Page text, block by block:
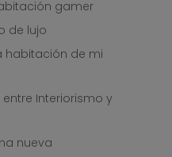
gamer
de lujo
habitación de mi
Interiorismo y
nueva